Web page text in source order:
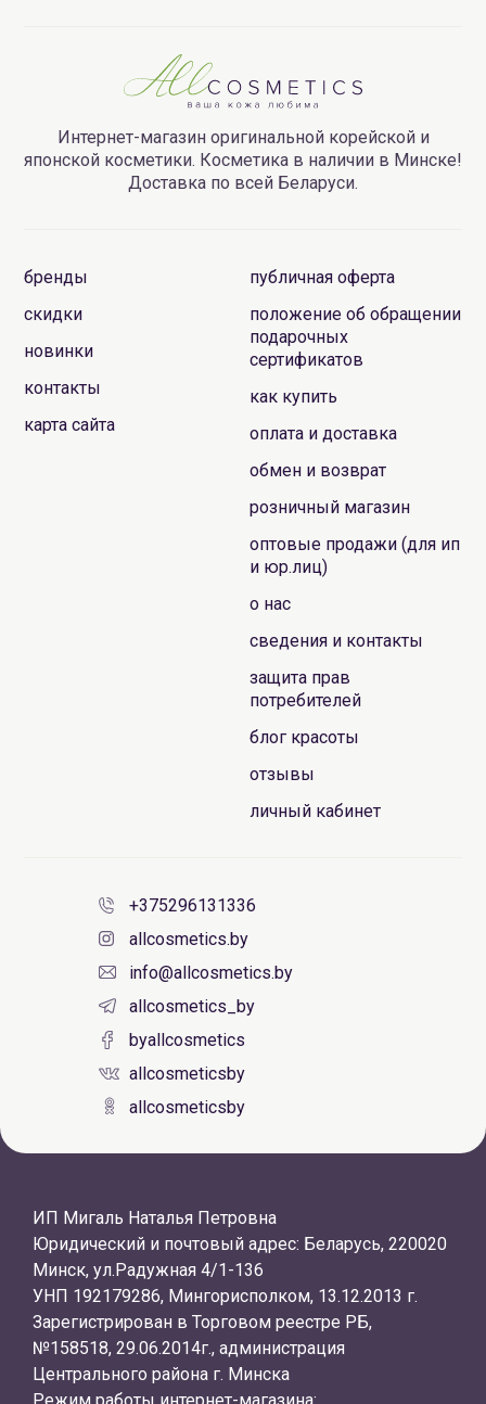
Интернет-магазин оригинальной корейской и
японской косметики. Косметика в наличии в Минске!
Доставка по всей Беларуси.
бренды
скидки
новинки
контакты
карта сайта
публичная оферта
положение об обращении
подарочных
сертификатов
как купить
оплата и доставка
обмен и возврат
розничный магазин
оптовые продажи (для ип
и юр.лиц)
о нас
сведения и контакты
защита прав
потребителей
блог красоты
отзывы
личный кабинет
+375296131336
allcosmetics.by
info@allcosmetics.by
allcosmetics_by
byallcosmetics
allcosmeticsby
allcosmeticsby
ИП Мигаль Наталья Петровна
Юридический и почтовый адрес: Беларусь, 220020
Минск, ул.Радужная 4/1-136
УНП 192179286, Мингорисполком, 13.12.2013 г.
Зарегистрирован в Торговом реестре РБ,
№158518, 29.06.2014г., администрация
Центрального района г. Минска